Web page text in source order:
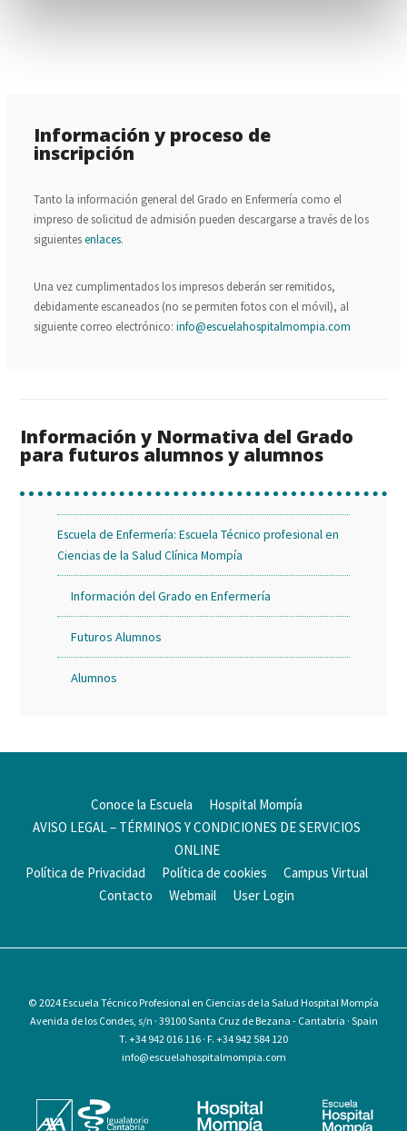
Información y proceso de
inscripción
Tanto la información general del Grado en Enfermería como el
impreso de solicitud de admisión pueden descargarse a través de los
siguientesenlaces.
Una vez cumplimentados los impresos deberán ser remitidos,
debidamente escaneados (no se permiten fotos con el móvil), al
siguiente correo electrónico:info@escuelahospitalmompia.com
Información y Normativa del Grado
para futuros alumnos y alumnos
Escuela de Enfermería: Escuela Técnico profesional en
Ciencias de la Salud Clínica Mompía
Información del Grado en Enfermería
Futuros Alumnos
Alumnos
Conoce la Escuela
Hospital Mompía
AVISO LEGAL – TÉRMINOS Y CONDICIONES DE SERVICIOS
ONLINE
Política de Privacidad
Política de cookies
Campus Virtual
Contacto
Webmail User Login
© 2024 Escuela Técnico Profesional en Ciencias de la Salud Hospital Mompía
Avenida de los Condes, s/n · 39100 Santa Cruz de Bezana - Cantabria · Spain
T. +34 942 016 116 · F. +34 942 584 120
info@escuelahospitalmompia.com